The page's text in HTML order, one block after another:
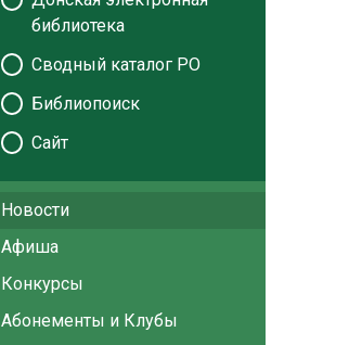
библиотека
Сводный каталог РО
Библиопоиск
Сайт
Новости
Афиша
Конкурсы
Абонементы и Клубы